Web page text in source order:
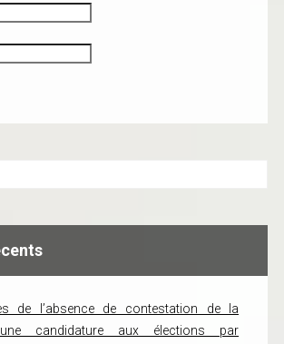
de l’absence de contestation de la
candidature aux élections par